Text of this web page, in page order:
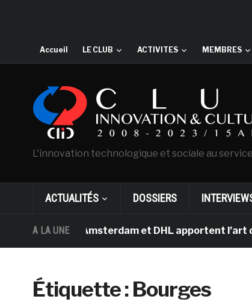
Accueil LE CLUB ACTIVITES MEMBRES
L'innovation technologique et sociale au
ACTUALITÉS DOSSIERS
A LA UNE
Gogh d’Amsterdam et DHL apportent l’art dans
Étiquette :Bourges